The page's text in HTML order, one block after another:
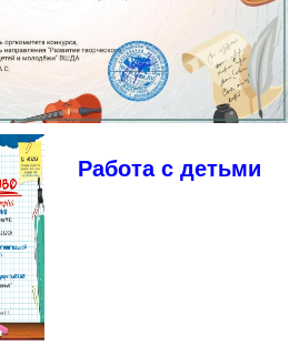
Работа с детьми